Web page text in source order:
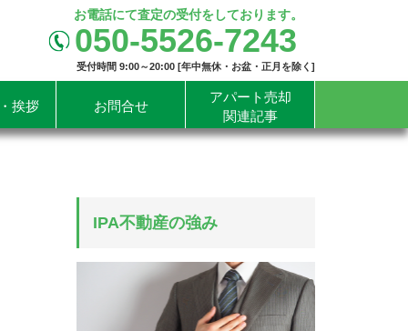
お電話にて査定の受付をしております。
050-5526-7243
受付時間 9:00～20:00 [年中無休・お盆・正月を除く]
挨拶 お問合せ
アパート売却
関連記事
IPA不動産の強み